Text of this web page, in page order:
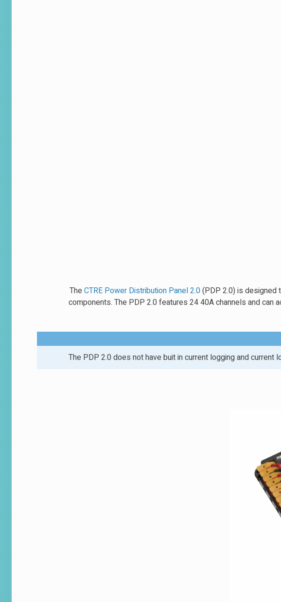
TheCTRE Power Distribution Panel 2.0(PDP 2.0) is designed
components. The PDP 2.0 features 24 40A channels and can
The PDP 2.0 does not have buit in current logging and current